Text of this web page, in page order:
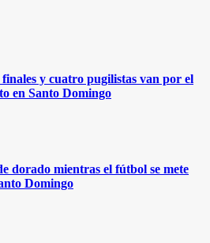
finales y cuatro pugilistas van por el
en Santo Domingo
dorado mientras el fútbol se mete
Domingo